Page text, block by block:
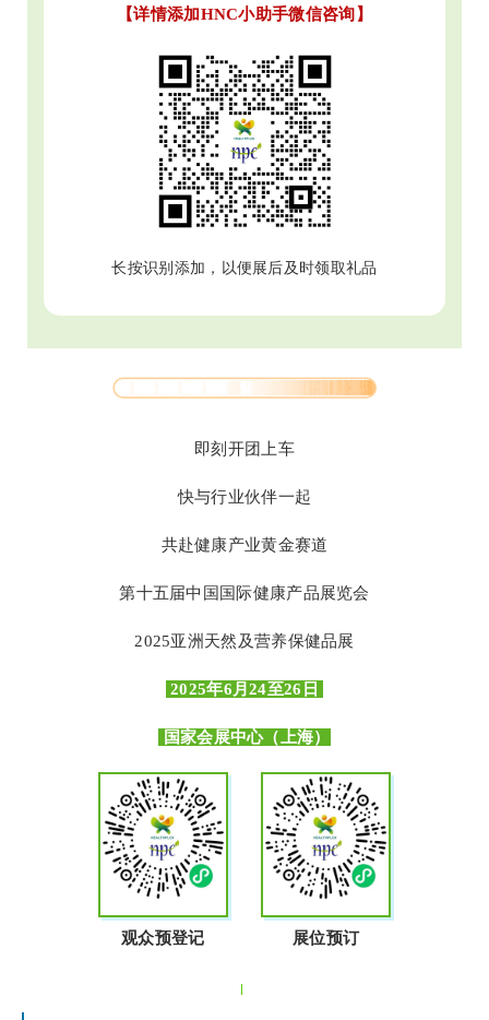
【详情添加HNC小助手微信咨询】
长按识别添加，以便展后及时领取礼品
即刻开团上车
快与行业伙伴一起
共赴健康产业黄金赛道
第十五届中国国际健康产品展览会
2025亚洲天然及营养保健品展
2025年6月24至26日
国家会展中心（上海）
观众预登记 展位预订